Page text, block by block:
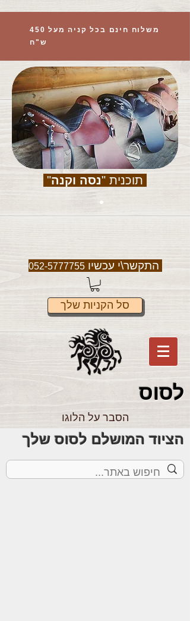
משלוח חינם בכל קניה מעל 450
ש"ח
תוכנית "נסה וקנה"
התקשר\י עכשיו052-5777755
סל הקניות שלך
לסוס
הסבר על הלוגו
הציוד המושלם לסוס שלך